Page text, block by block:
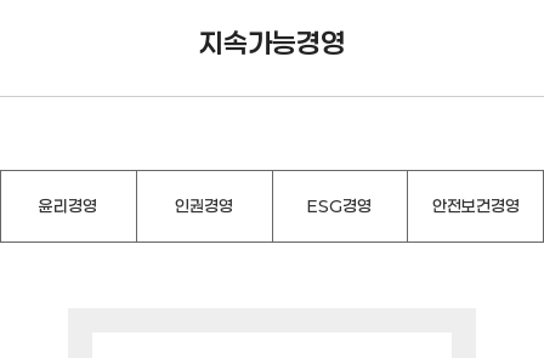
지속가능경영
윤리경영 인권경영 ESG경영 안전보건경영